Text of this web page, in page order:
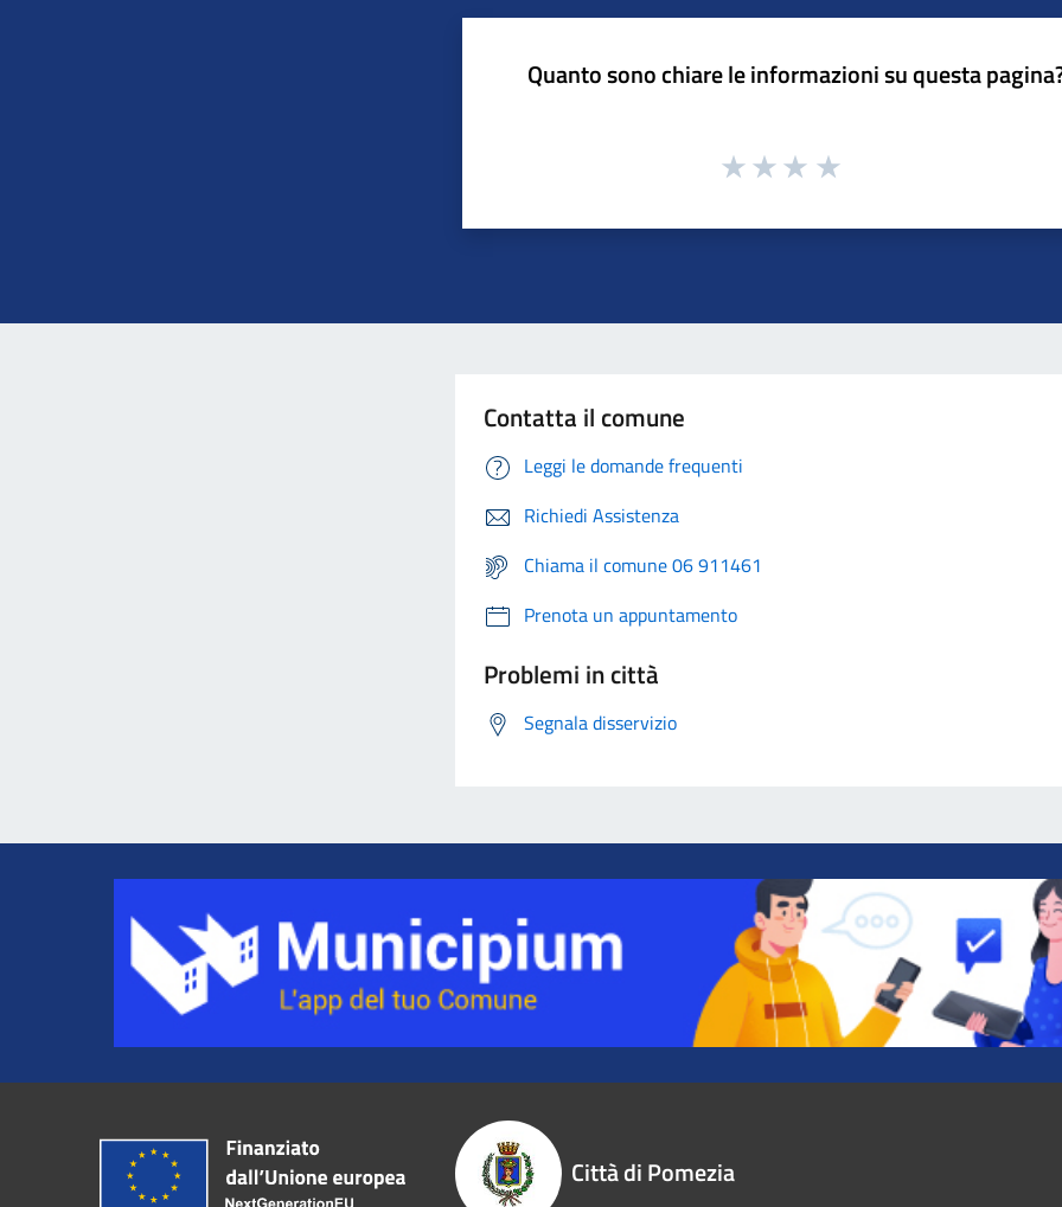
Quanto sono chiare le informazioni su questa
Contatta il comune
Leggi le domande frequenti
Richiedi Assistenza
Chiama il comune 06 911461
Prenota un appuntamento
Problemi in città
Segnala disservizio
Città di Pomezia